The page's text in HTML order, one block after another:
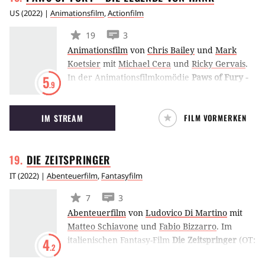
US(2022) | Animationsfilm,Actionfilm
5.9
19
3
Animationsfilm von Chris Bailey und Mark
Koetsier mit Michael Cera und Ricky Gervais.
In der Animationsfilmkomödie Paws of Fury -
rauflustiger Hund mit einer Katze an, die sich
in der gemeinsamen Heimatstadt zum
Kriegstreiber aufschwingen will.
IM STREAM FILM VORMERKEN
DIE ZEITSPRINGER
IT(2022) | Abenteuerfilm, Fantasyfilm
4.2
7
3
Abenteuerfilm von Ludovico Di Martino mit
Matteo Schiavone und Fabio Bizzarro. Im
italienischen Fantasy-Film Die Zeitspringer (OT: